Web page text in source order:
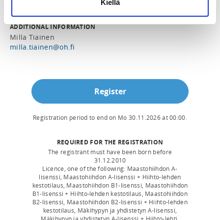
Kiellä
ADDITIONAL INFORMATION
Milla Tiainen
milla.tiainen@oh.fi
Register
Registration period to end on Mo 30.11.2026at00:00.
REQUIRED FOR THE REGISTRATION
The registrant must have been born before
31.12.2010
Licence, one of the following: Maastohiihdon A-
lisenssi, Maastohiihdon A-lisenssi + Hiihto-lehden
kestotilaus, Maastohiihdon B1-lisenssi, Maastohiihdon
B1-lisenssi + Hiihto-lehden kestotilaus, Maastohiihdon
B2-lisenssi, Maastohiihdon B2-lisenssi + Hiihto-lehden
kestotilaus, Mäkihypyn ja yhdistetyn A-lisenssi,